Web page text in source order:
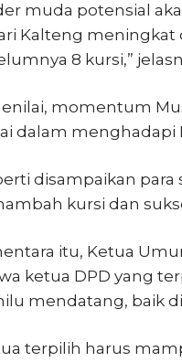
muda potensial
Kalteng meningkat
8 kursi,”
momentum
dalam menghadapi
disampaikan
kursi dan
itu, Ketua
ketua DPD yang
mendatang, baik
terpilih harus